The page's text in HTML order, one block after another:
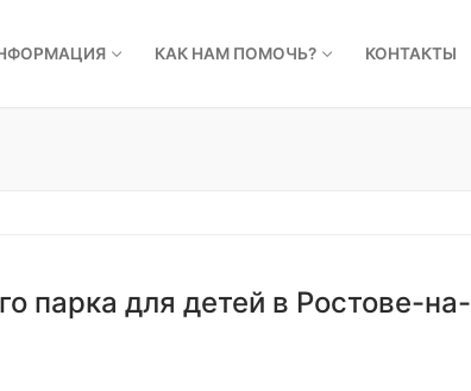
КАК НАМ ПОМОЧЬ? КОНТАКТЫ
парка для детей в Ростове-на-